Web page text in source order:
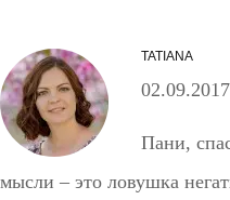
TATIANA
02.09.2017
Пани,
мысли – это ловушка